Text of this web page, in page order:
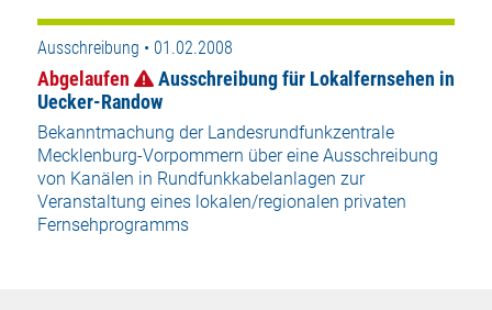
Ausschreibung • 01.02.2008
Abgelaufen
Ausschreibung für Lokalfernsehen in
Uecker-Randow
Bekanntmachung der Landesrundfunkzentrale
Mecklenburg-Vorpommern über eine Ausschreibung
von Kanälen in Rundfunkkabelanlagen zur
Veranstaltung eines lokalen/regionalen privaten
Fernsehprogramms